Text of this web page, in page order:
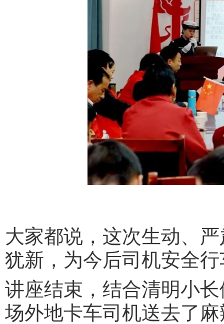
大家都说，这次生动、
犹新，为今后司机安全
讲座结束，结合清明小
场外地卡车司机送去了